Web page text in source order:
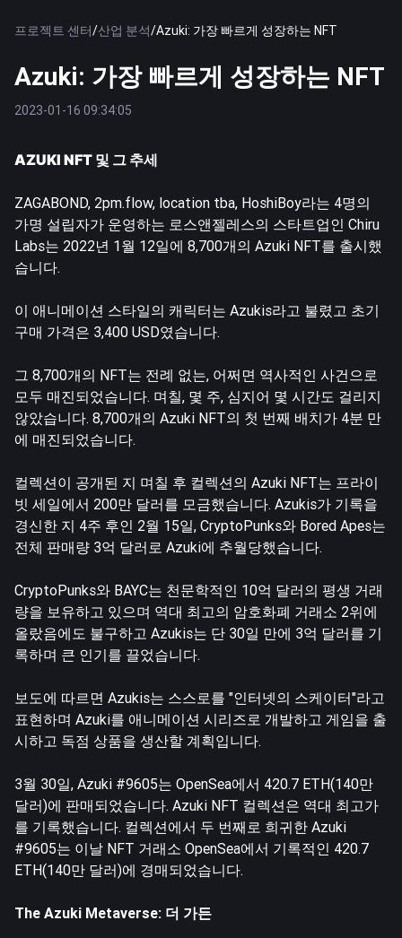
프로젝트 센터/산업 분석/Azuki: 가장 빠르게 성장하는 NFT
Azuki: 가장 빠르게 성장하는 NFT
2023-01-16 09:34:05
AZUKI NFT 및 그 추세
ZAGABOND, 2pm.flow, location tba, HoshiBoy라는 4명의
가명 설립자가 운영하는 로스앤젤레스의 스타트업인 Chiru
Labs는 2022년 1월 12일에 8,700개의 Azuki NFT를 출시했
습니다.
이 애니메이션 스타일의 캐릭터는 Azukis라고 불렸고 초기
구매 가격은 3,400 USD였습니다.
그 8,700개의 NFT는 전례 없는, 어쩌면 역사적인 사건으로
모두 매진되었습니다. 며칠, 몇 주, 심지어 몇 시간도 걸리지
않았습니다. 8,700개의 Azuki NFT의 첫 번째 배치가 4분 만
에 매진되었습니다.
컬렉션이 공개된 지 며칠 후 컬렉션의 Azuki NFT는 프라이
빗 세일에서 200만 달러를 모금했습니다. Azukis가 기록을
경신한 지 4주 후인 2월 15일, CryptoPunks와 Bored Apes는
전체 판매량 3억 달러로 Azuki에 추월당했습니다.
CryptoPunks와 BAYC는 천문학적인 10억 달러의 평생 거래
량을 보유하고 있으며 역대 최고의 암호화폐 거래소 2위에
올랐음에도 불구하고 Azukis는 단 30일 만에 3억 달러를 기
록하며 큰 인기를 끌었습니다.
보도에 따르면 Azukis는 스스로를 "인터넷의 스케이터"라고
표현하며 Azuki를 애니메이션 시리즈로 개발하고 게임을 출
시하고 독점 상품을 생산할 계획입니다.
3월 30일, Azuki #9605는 OpenSea에서 420.7 ETH(140만
달러)에 판매되었습니다. Azuki NFT 컬렉션은 역대 최고가
를 기록했습니다. 컬렉션에서 두 번째로 희귀한 Azuki
#9605는 이날 NFT 거래소 OpenSea에서 기록적인 420.7
ETH(140만 달러)에 경매되었습니다.
The Azuki Metaverse: 더 가든